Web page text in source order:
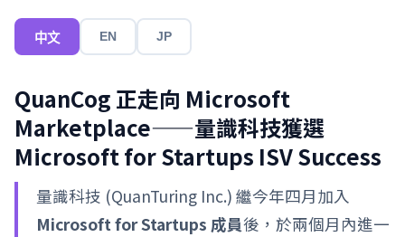
中文 EN JP
QuanCog 正走向 Microsoft
Marketplace——量識科技獲選
Microsoft for Startups ISV Success
量識科技 (QuanTuring Inc.) 繼今年四月加入
Microsoft for Startups 成員後，於兩個月內進一